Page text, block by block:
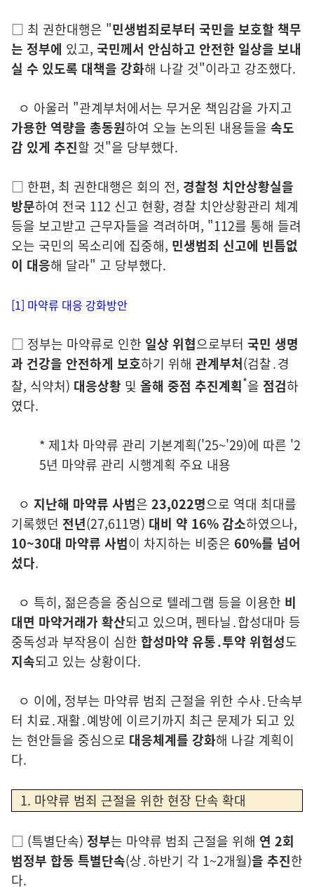
□ 최 권한대행은 "민생범죄로부터 국민을 보호할 책무
는 정부에 있고, 국민께서 안심하고 안전한 일상을 보내
실 수 있도록 대책을 강화해 나갈 것"이라고 강조했다.
ㅇ 아울러 "관계부처에서는 무거운 책임감을 가지고
가용한 역량을 총동원하여 오늘 논의된 내용들을 속도
감 있게 추진할 것"을 당부했다.
□ 한편, 최 권한대행은 회의 전, 경찰청 치안상황실을
방문하여 전국 112 신고 현황, 경찰 치안상황관리 체계
등을 보고받고 근무자들을 격려하며, "112를 통해 들려
오는 국민의 목소리에 집중해, 민생범죄 신고에 빈틈없
이 대응해 달라" 고 당부했다.
[1] 마약류 대응 강화방안
□ 정부는 마약류로 인한 일상 위협으로부터 국민 생명
과 건강을 안전하게 보호하기 위해 관계부처(검찰․경
찰, 식약처) 대응상황 및 올해 중점 추진계획*을 점검하
였다.
* 제1차 마약류 관리 기본계획('25~'29)에 따른 '2
5년 마약류 관리 시행계획 주요 내용
ㅇ 지난해 마약류 사범은 23,022명으로 역대 최대를
기록했던 전년(27,611명) 대비 약 16% 감소하였으나,
10~30대 마약류 사범이 차지하는 비중은 60%를 넘어
섰다.
ㅇ 특히, 젊은층을 중심으로 텔레그램 등을 이용한 비
대면 마약거래가 확산되고 있으며, 펜타닐․합성대마 등
중독성과 부작용이 심한 합성마약 유통․투약 위험성도
지속되고 있는 상황이다.
ㅇ 이에, 정부는 마약류 범죄 근절을 위한 수사․단속부
터 치료․재활․예방에 이르기까지 최근 문제가 되고 있
는 현안들을 중심으로 대응체계를 강화해 나갈 계획이
다.
1. 마약류 범죄 근절을 위한 현장 단속 확대
□ (특별단속) 정부는 마약류 범죄 근절을 위해 연 2회
범정부 합동 특별단속(상․하반기 각 1~2개월)을 추진한
다.